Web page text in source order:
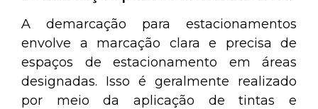
A demarcação para estacionamentos
envolve a marcação clara e precisa de
espaços de estacionamento em áreas
designadas. Isso é geralmente realizado
por meio da aplicação de tintas e